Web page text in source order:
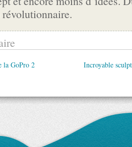
la GoPro 2 Incroyable